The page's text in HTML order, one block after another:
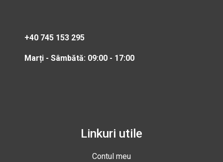
+40 745 153 295
Marți - Sâmbătă: 09:00 - 17:00
Linkuri utile
Contul meu